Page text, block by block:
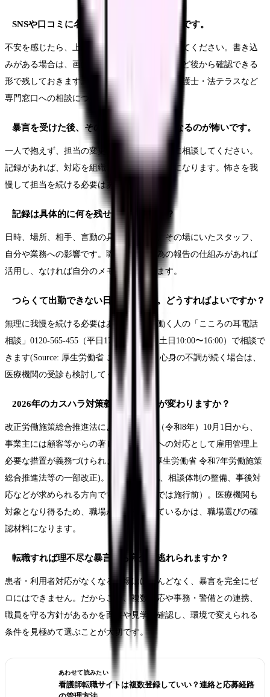
SNSや口コミに名指しで書かれそうで不安です。
不安を感じたら、上長や安全管理部門に共有してください。書き込
みがある場合は、画面のスクリーンショットなど後から確認できる
形で残しておきます。悪質な中傷は、職場や弁護士・法テラスなど
専門窓口への相談につなげられます。
暴言を受けた後、その患者さんの担当になるのが怖いです。
一人で抱えず、担当の変更や複数対応を上長に相談してください。
記録があれば、対応を組織として見直す根拠になります。怖さを我
慢して担当を続ける必要はありません。
記録は具体的に何を残せばよいですか？
日時、場所、相手、言動の具体的な内容、その場にいたスタッフ、
自分や業務への影響です。職場に迷惑行為の報告の仕組みがあれば
活用し、なければ自分のメモとして残します。
つらくて出勤できない日があります。どうすればよいですか？
無理に我慢を続ける必要はありません。働く人の「こころの耳電話
相談」0120-565-455（平日17:00〜22:00、土日10:00〜16:00）で相談で
きます(Source: 厚生労働省 こころの耳)。心身の不調が続く場合は、
医療機関の受診も検討してください。
2026年のカスハラ対策義務化で、何が変わりますか？
改正労働施策総合推進法により、2026年（令和8年）10月1日から、
事業主には顧客等からの著しい迷惑行為への対応として雇用管理上
必要な措置が義務づけられます(Source: 厚生労働省 令和7年労働施策
総合推進法等の一部改正)。方針の明確化、相談体制の整備、事後対
応などが求められる方向です（執筆時点では施行前）。医療機関も
対象となり得るため、職場が体制を整えているかは、職場選びの確
認材料になります。
転職すれば理不尽な暴言から完全に逃れられますか？
患者・利用者対応がなくなる職場はほとんどなく、暴言を完全にゼ
ロにはできません。だからこそ、複数対応や事務・警備との連携、
職員を守る方針があるかを面接や見学で確認し、環境で変えられる
条件を見極めて選ぶことが大切です。
あわせて読みたい
看護師転職サイトは複数登録していい？連絡と応募経路